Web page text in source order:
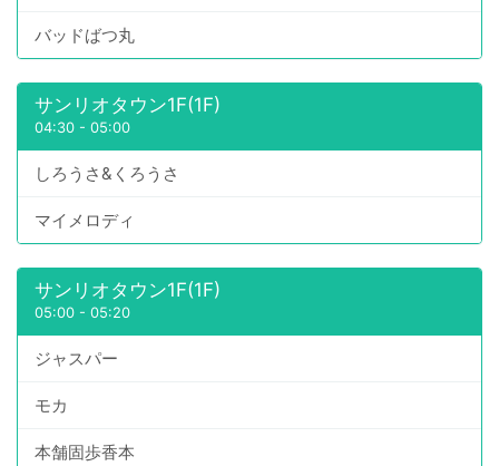
バッドばつ丸
サンリオタウン1F(1F)
04:30 - 05:00
しろうさ&くろうさ
マイメロディ
サンリオタウン1F(1F)
05:00 - 05:20
ジャスパー
モカ
本舗固歩香本